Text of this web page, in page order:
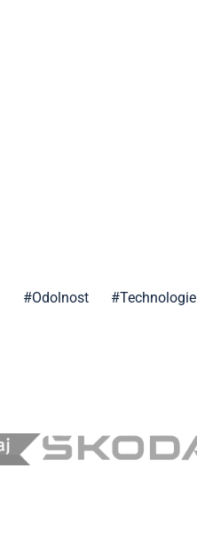
#Odolnost #Technologie